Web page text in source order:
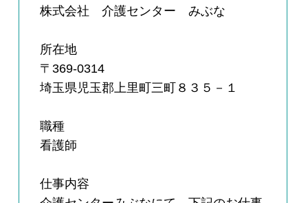
株式会社 介護センター みぶな
所在地
〒369-0314
埼玉県児玉郡上里町三町８３５－１
職種
看護師
仕事内容